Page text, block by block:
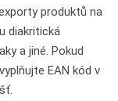
produktů na
diakritická
a jiné. Pokud
EAN kód v